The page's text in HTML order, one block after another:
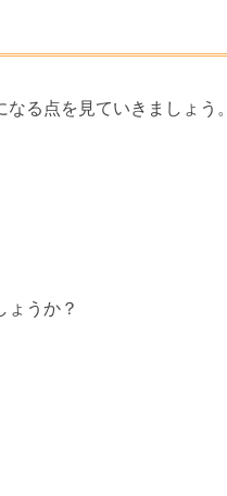
る点を見ていきましょう。
ょうか？